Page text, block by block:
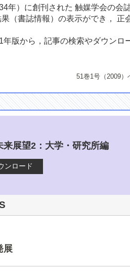
年）に創刊された 触媒学会の会
（書誌情報）の表示ができ， 正
版から，記事の検索やダウンロ
51巻1号（2009）
展望2：大学・研究所編
ンロード
展